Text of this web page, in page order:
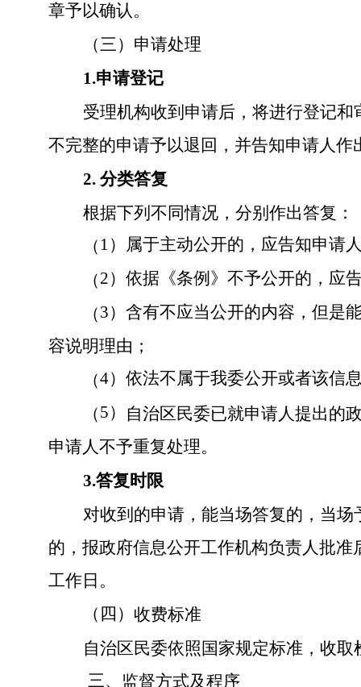
章予以确认。
（三）申请处理
1.申请登记
受理机构收到申请后，将进行登记
不完整的申请予以退回，并告知申请人作
2. 分类答复
根据下列不同情况，分别作出答复：
（ 1）属于主动公开的，应告知申请
（2）依据《条例》不予公开的，应
（3）含有不应当公开的内容，但是
容说明理由；
（4）依法不属于我委公开或者该信
（5） 自治区民委已就申请人提出的
申请人不予重复处理。
3.答复时限
对收到的申请，能当场答复的，当
的，报政府信息公开工作机构负责人批
工作日。
（四） 收费标准
自治区民委依照国家规定标准， 收取
三、 监督方式及程序